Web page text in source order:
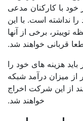
با کارکنان مدعی
است. با این
برخی از آنها
خواهند شد.
هزینه های خود را
میزان درآمد شبکه
این شرکت اخراج
خواهند شد.